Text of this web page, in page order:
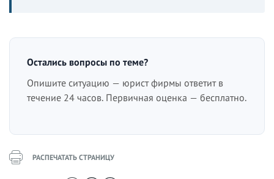
Остались вопросы по теме?
Опишите ситуацию — юрист фирмы ответит в
течение 24 часов. Первичная оценка — бесплатно.
РАСПЕЧАТАТЬ СТРАНИЦУ